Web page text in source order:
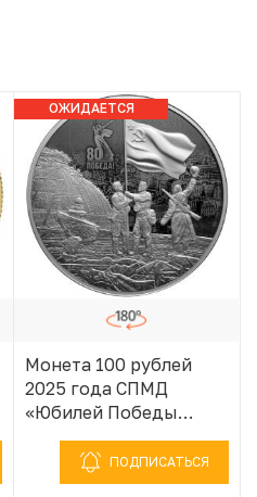
ОЖИДАЕТСЯ
ПОСТУПЛЕНИЕ
Монета 100 рублей
2025 года СПМД
«Юбилей Победы
Советского народа в
Великой
Отечественной войне
ПОДПИСАТЬСЯ